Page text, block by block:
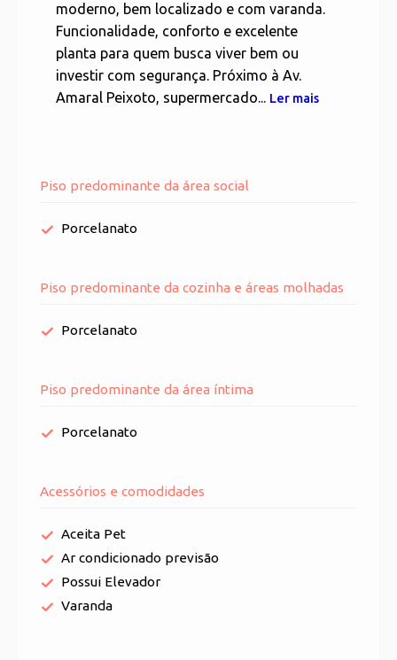
moderno, bem localizado e com varanda.
Funcionalidade, conforto e excelente
planta para quem busca viver bem ou
investir com segurança. Próximo à Av.
Amaral Peixoto, supermercado... Ler mais
Piso predominante da área social
Porcelanato
Piso predominante da cozinha e áreas molhadas
Porcelanato
Piso predominante da área íntima
Porcelanato
Acessórios e comodidades
Aceita Pet
Ar condicionado previsão
Possui Elevador
Varanda